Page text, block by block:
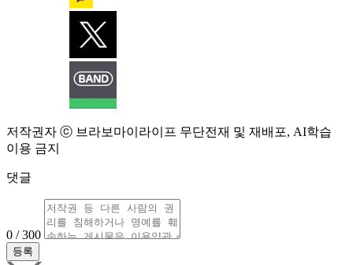
저작권자 ⓒ 브라보마이라이프 무단전재 및 재배포, AI학습
이용 금지
댓글
0 / 300